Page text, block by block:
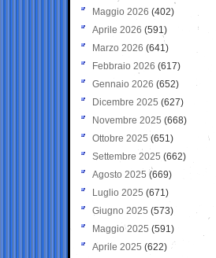
Maggio 2026 (402)
Aprile 2026 (591)
Marzo 2026 (641)
Febbraio 2026 (617)
Gennaio 2026 (652)
Dicembre 2025 (627)
Novembre 2025 (668)
Ottobre 2025 (651)
Settembre 2025 (662)
Agosto 2025 (669)
Luglio 2025 (671)
Giugno 2025 (573)
Maggio 2025 (591)
Aprile 2025 (622)